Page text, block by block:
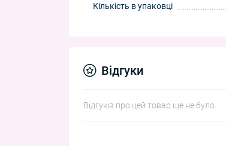
Кількість в упаковці
Відгуки
Відгуків про цей товар ще не було.